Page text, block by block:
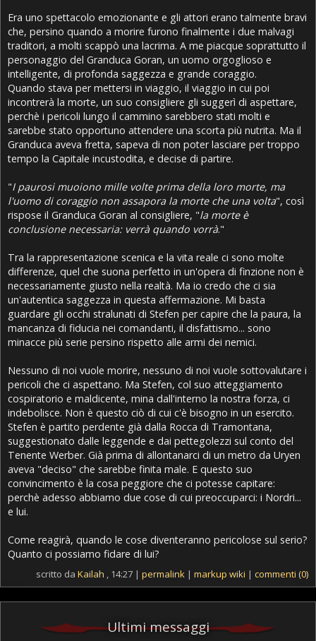
Era uno spettacolo emozionante e gli attori erano talmente bravi
che, persino quando a morire furono finalmente i due malvagi
traditori, a molti scappò una lacrima. A me piacque soprattutto il
personaggio del Granduca Goran, un uomo orgoglioso e
intelligente, di profonda saggezza e grande coraggio.
Quando stava per mettersi in viaggio, il viaggio in cui poi
incontrerà la morte, un suo consigliere gli suggerì di aspettare,
perchè i pericoli lungo il cammino sarebbero stati molti e
sarebbe stato opportuno attendere una scorta più nutrita. Ma il
Granduca aveva fretta, sapeva di non poter lasciare per troppo
tempo la Capitale incustodita, e decise di partire.
"I paurosi muoiono mille volte prima della loro morte, ma
l'uomo di coraggio non assapora la morte che una volta", così
rispose il Granduca Goran al consigliere, "la morte è
conclusione necessaria: verrà quando vorrà."
Tra la rappresentazione scenica e la vita reale ci sono molte
differenze, quel che suona perfetto in un'opera di finzione non è
necessariamente giusto nella realtà. Ma io credo che ci sia
un'autentica saggezza in questa affermazione. Mi basta
guardare gli occhi stralunati di Stefen per capire che la paura, la
mancanza di fiducia nei comandanti, il disfattismo... sono
minacce più serie persino rispetto alle armi dei nemici.
Nessuno di noi vuole morire, nessuno di noi vuole sottovalutare i
pericoli che ci aspettano. Ma Stefen, col suo atteggiamento
cospiratorio e maldicente, mina dall'interno la nostra forza, ci
indebolisce. Non è questo ciò di cui c'è bisogno in un esercito.
Stefen è partito perdente già dalla Rocca di Tramontana,
suggestionato dalle leggende e dai pettegolezzi sul conto del
Tenente Werber. Già prima di allontanarci di un metro da Uryen
aveva "deciso" che sarebbe finita male. E questo suo
convincimento è la cosa peggiore che ci potesse capitare:
perchè adesso abbiamo due cose di cui preoccuparci: i Nordri...
e lui.
Come reagirà, quando le cose diventeranno pericolose sul serio?
Quanto ci possiamo fidare di lui?
scritto da Kailah , 14:27 | permalink | markup wiki | commenti (0)
Ultimi messaggi